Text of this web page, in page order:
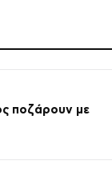
ποζάρουν με